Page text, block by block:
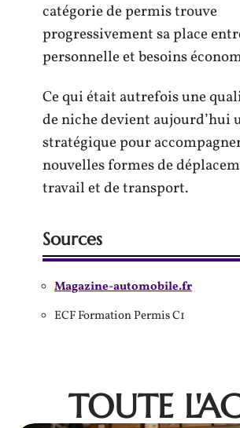
catégorie de permis trouve
progressivement sa place
personnelle et besoins
Ce qui était autrefois une
de niche devient aujourd’hui
stratégique pour
nouvelles formes de
travail et de transport.
Sources
Magazine-automobile.fr
ECF Formation Permis C1
TOUTE